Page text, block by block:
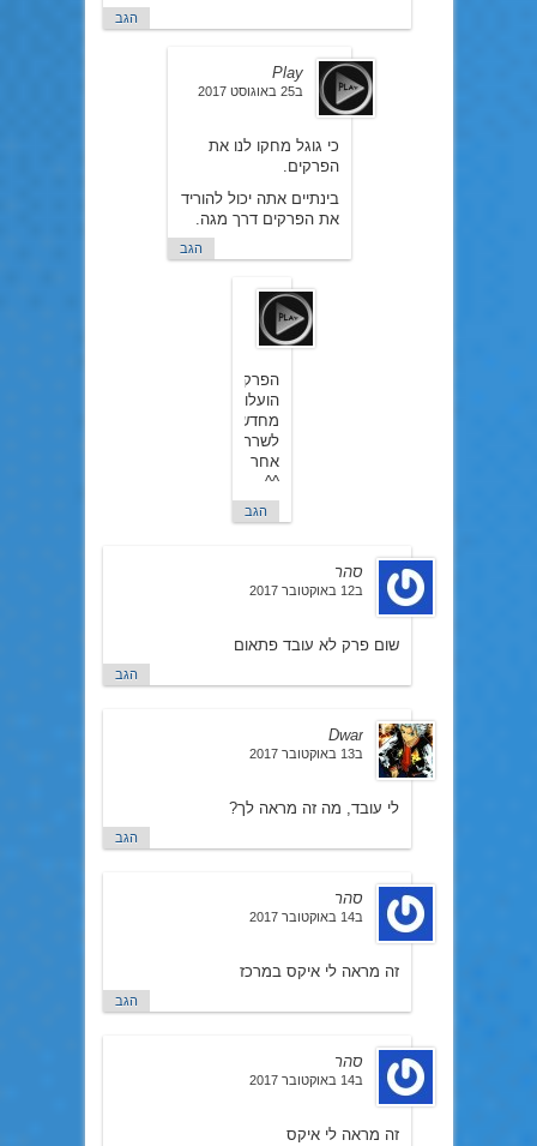
הגב
Play
ב25 באוגוסט 2017
כי גוגל מחקו לנו את
הפרקים.
בינתיים אתה יכול להוריד
את הפרקים דרך מגה.
הגב
הפרקים
הועלו
מחדש
לשרת
אחר
^^
הגב
סהר
ב12 באוקטובר 2017
שום פרק לא עובד פתאום
הגב
Dwar
ב13 באוקטובר 2017
לי עובד, מה זה מראה לך?
הגב
סהר
ב14 באוקטובר 2017
זה מראה לי איקס במרכז
הגב
סהר
ב14 באוקטובר 2017
זה מראה לי איקס